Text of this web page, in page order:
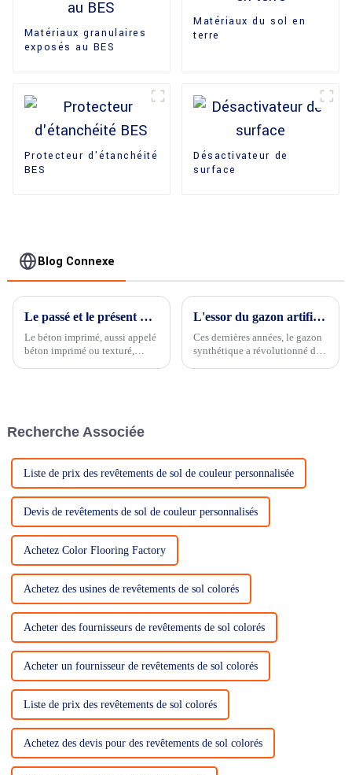
Matériaux granulaires
exposés au BES
Matériaux du sol en
terre
Protecteur d'étanchéité
BES
Désactivateur de
surface
Blog Connexe
Le passé et le présent du béton imprimé
Le béton imprimé, aussi appelé
béton imprimé ou texturé,
alternative économique…
L'essor du gazon artificiel : révolutionner le jeu vert et au-delà
Ces dernières années, le gazon
synthétique a révolutionné de
Recherche Associée
Liste de prix des revêtements de sol de couleur personnalisée
Devis de revêtements de sol de couleur personnalisés
Achetez Color Flooring Factory
Achetez des usines de revêtements de sol colorés
Acheter des fournisseurs de revêtements de sol colorés
Acheter un fournisseur de revêtements de sol colorés
Liste de prix des revêtements de sol colorés
Achetez des devis pour des revêtements de sol colorés